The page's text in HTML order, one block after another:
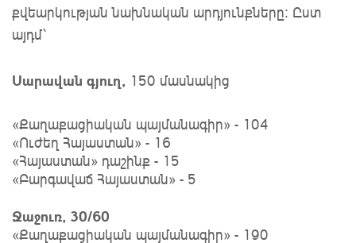
քվեարկության նախնական արդյունքները: Ըստ
այդմ՝
Սարավան գյուղ, 150 մասնակից
«Քաղաքացիական պայմանագիր» - 104
«Ուժեղ Հայաստան» - 16
«Հայաստան» դաշինք - 15
«Բարգավաճ Հայաստան» - 5
Ջաջուռ, 30/60
«Քաղաքացիական պայմանագիր» - 190